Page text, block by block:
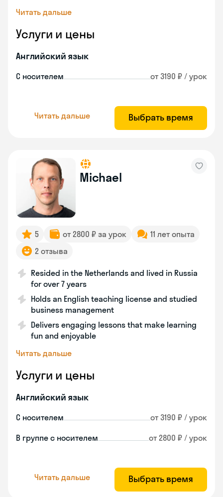
Читать дальше
Услуги и цены
Английский язык
С носителем от 3190 ₽ / урок
Читать дальше Выбрать время
Michael
5 от 2800 ₽ за урок
11 лет опыта
2 отзыва
Resided in the Netherlands and lived in Russia
for over 7 years
Holds an English teaching license and studied
business management
Delivers engaging lessons that make learning
fun and enjoyable
Читать дальше
Услуги и цены
Английский язык
С носителем от 3190 ₽ / урок
В группе с носителем от 2800 ₽ / урок
Читать дальше Выбрать время